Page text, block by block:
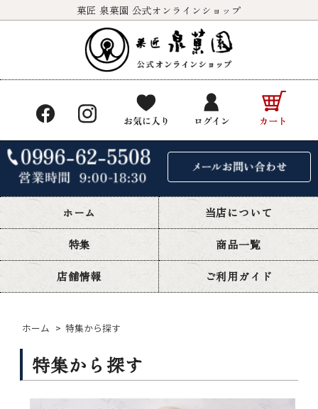
菓匠 泉菓園 公式オンラインショップ
ホーム 当店について
特集 商品一覧
店舗情報 ご利用ガイド
ホーム > 特集から探す
特集から探す